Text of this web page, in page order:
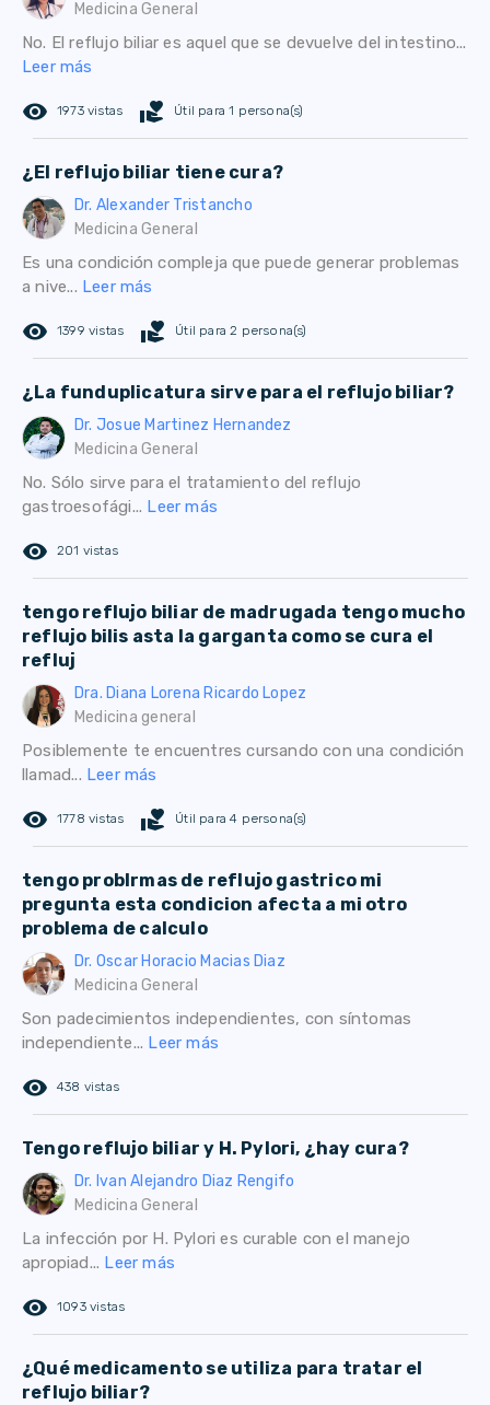
Medicina General
No. El reflujo biliar es aquel que se devuelve del intestino...
Leer más
remove_red_eye 1973 vistas volunteer_activism Útil para 1 persona(s)
¿El reflujo biliar tiene cura?
Dr. Alexander Tristancho
Medicina General
Es una condición compleja que puede generar problemas
a nive... Leer más
remove_red_eye 1399 vistas volunteer_activism Útil para 2 persona(s)
¿La funduplicatura sirve para el reflujo biliar?
Dr. Josue Martinez Hernandez
Medicina General
No. Sólo sirve para el tratamiento del reflujo
gastroesofági... Leer más
remove_red_eye 201 vistas
tengo reflujo biliar de madrugada tengo mucho
reflujo bilis asta la garganta como se cura el
refluj
Dra. Diana Lorena Ricardo Lopez
Medicina general
Posiblemente te encuentres cursando con una condición
llamad... Leer más
remove_red_eye 1778 vistas volunteer_activism Útil para 4 persona(s)
tengo problrmas de reflujo gastrico mi
pregunta esta condicion afecta a mi otro
problema de calculo
Dr. Oscar Horacio Macias Diaz
Medicina General
Son padecimientos independientes, con síntomas
independiente... Leer más
remove_red_eye 438 vistas
Tengo reflujo biliar y H. Pylori, ¿hay cura?
Dr. Ivan Alejandro Diaz Rengifo
Medicina General
La infección por H. Pylori es curable con el manejo
apropiad... Leer más
remove_red_eye 1093 vistas
¿Qué medicamento se utiliza para tratar el
reflujo biliar?